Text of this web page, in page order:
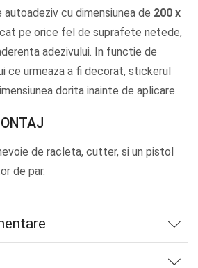
cu dimensiunea de 200 x
pe orice fel de suprafete netede,
adezivului. In functie de
ce urmeaza a fi decorat, stickerul
dorita inainte de aplicare.
de racleta, cutter, si un pistol
de par.